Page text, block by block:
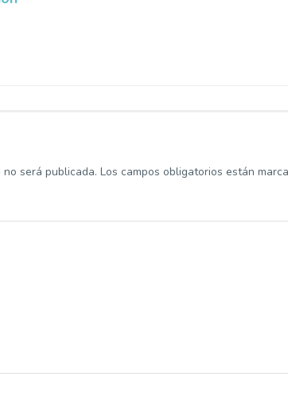
será publicada. Los campos obligatorios están